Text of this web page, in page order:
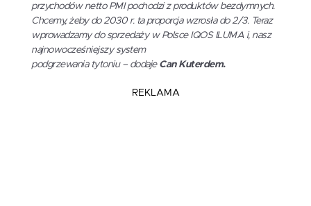
przychodów netto PMI pochodzi z produktów bezdymnych.
Chcemy, żeby do 2030 r. ta proporcja wzrosła do 2/3. Teraz
wprowadzamy do sprzedaży w Polsce IQOS ILUMA i, nasz
najnowocześniejszy system
podgrzewania tytoniu – dodajeCan Kuterdem.
REKLAMA